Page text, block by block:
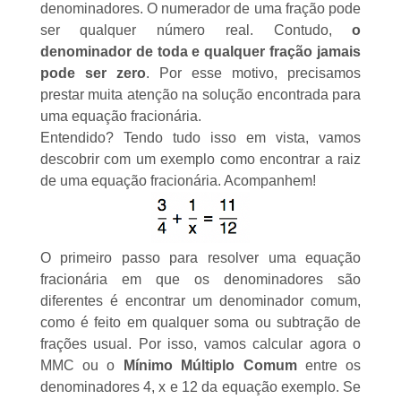
denominadores. O numerador de uma fração pode
ser qualquer número real. Contudo,o
denominador de toda e qualquer fração jamais
pode ser zero. Por esse motivo, precisamos
prestar muita atenção na solução encontrada para
uma equação fracionária.
Entendido? Tendo tudo isso em vista, vamos
descobrir com um exemplo como encontrar a raiz
de uma equação fracionária. Acompanhem!
O primeiro passo para resolver uma equação
fracionária em que os denominadores são
diferentes é encontrar um denominador comum,
como é feito em qualquer soma ou subtração de
frações usual. Por isso, vamos calcular agora o
MMC ou o
Mínimo Múltiplo Comum entre os
denominadores 4, x e 12 da equação exemplo. Se